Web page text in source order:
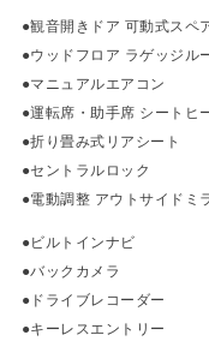
●観音開きドア 可動式スペ
●ウッドフロア ラゲッジル
●マニュアルエアコン
●運転席・助手席 シートヒ
●折り畳み式リアシート
●セントラルロック
●電動調整 アウトサイドミ
●ビルトインナビ
●バックカメラ
●ドライブレコーダー
●キーレスエントリー